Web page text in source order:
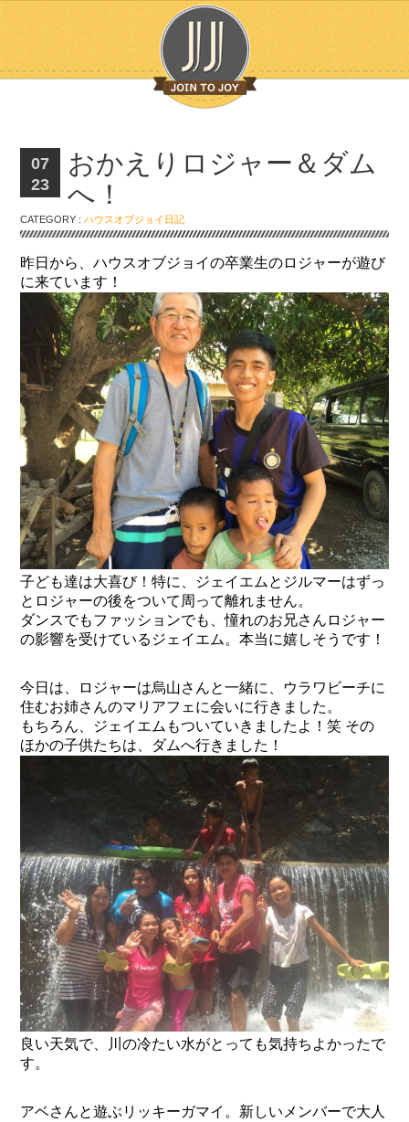
07
23
おかえりロジャー＆ダム
へ！
CATEGORY :ハウスオブジョイ日記
昨日から、ハウスオブジョイの卒業生のロジャーが遊び
に来ています！
子ども達は大喜び！特に、ジェイエムとジルマーはずっ
とロジャーの後をついて周って離れません。
ダンスでもファッションでも、憧れのお兄さんロジャー
の影響を受けているジェイエム。本当に嬉しそうです！
今日は、ロジャーは烏山さんと一緒に、ウラワビーチに
住むお姉さんのマリアフェに会いに行きました。
もちろん、ジェイエムもついていきましたよ！笑 その
ほかの子供たちは、ダムへ行きました！
良い天気で、川の冷たい水がとっても気持ちよかったで
す。
アベさんと遊ぶリッキーガマイ。新しいメンバーで大人